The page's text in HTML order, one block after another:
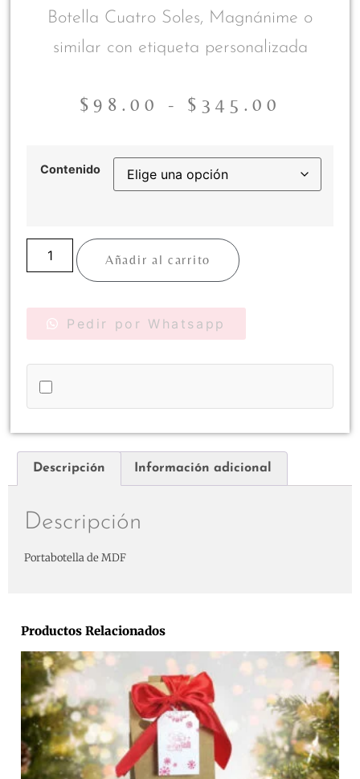
Botella Cuatro Soles, Magnánime o
similar con etiqueta personalizada
$98.00 - $ 345.00
Contenido
Añadir al carrito
Pedir por Whatsapp
Descripción Información adicional
Descripción
Portabotella de MDF
Productos Relacionados